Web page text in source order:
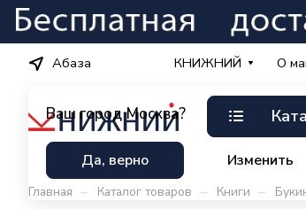
Абаза
Ваш город Москва?
Да, верно Изменить
КНИЖНИЙ О
Главная – Каталог товаров – Книги –